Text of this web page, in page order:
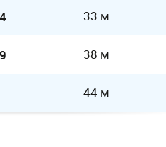
33 м
38 м
44 м